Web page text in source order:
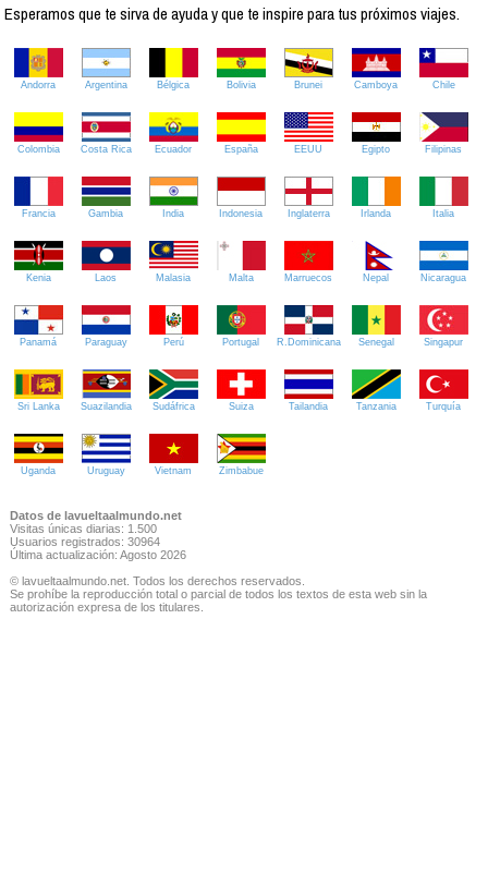
Esperamos que te sirva de ayuda y que te inspire para tus próximos viajes.
Andorra Argentina Bélgica Bolivia Brunei Camboya Chile
Colombia Costa Rica Ecuador España EEUU Egipto Filipinas
Francia Gambia India Indonesia Inglaterra Irlanda Italia
Kenia Laos Malasia Malta Marruecos Nepal Nicaragua
Panamá Paraguay Perú Portugal R.Dominicana Senegal Singapur
Sri Lanka Suazilandia Sudáfrica Suiza Tailandia Tanzania Turquía
Uganda Uruguay Vietnam Zimbabue
Datos de lavueltaalmundo.net
Visitas únicas diarias: 1.500
Usuarios registrados: 30964
Última actualización: Agosto 2026
© lavueltaalmundo.net. Todos los derechos reservados.
Se prohíbe la reproducción total o parcial de todos los textos de esta web sin la
autorización expresa de los titulares.